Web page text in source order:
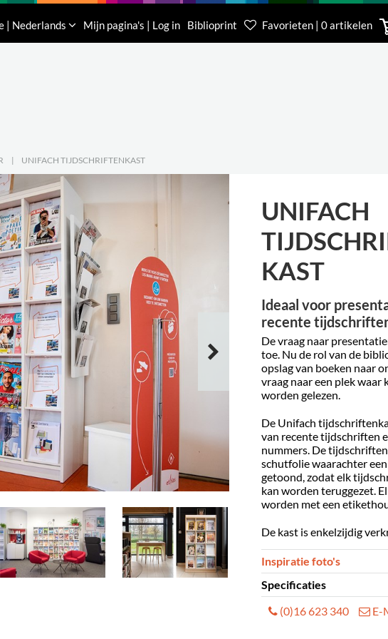
| Nederlands Mijn pagina's | Log in Biblioprint Favorieten | 0 artikelen
Klantenservice België
(0)16 623 340
Klantenservice Nederland
085 400 0453
Contacteer ons
| UNIFACH TIJDSCHRIFTENKAST
UNIFACH
KAST
Ideaal voor
recente
De vraag naar
toe. Nu de rol van de
opslag van boeken naar
vraag naar een plek
worden gelezen.
De Unifach
van recente tijdschriften
nummers. De
schutfolie waarachter
getoond, zodat elk
kan worden teruggezet.
worden met een
De kast is enkelzijdig
Inspiratie foto's
Specificaties
Gemonteerd
(0)16 623 340 E-